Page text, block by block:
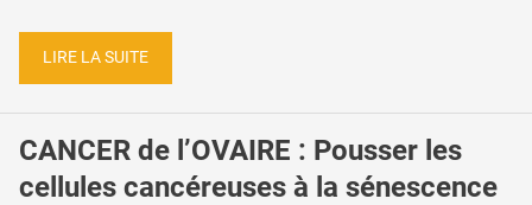
LIRE LA SUITE
CANCER de l’OVAIRE : Pousser les
cellules cancéreuses à la sénescence